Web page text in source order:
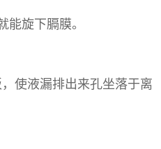
旋下膈膜。
使液漏排出来孔坐落于离